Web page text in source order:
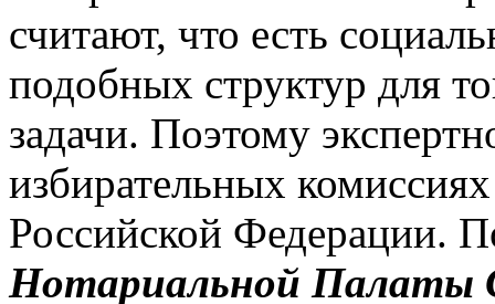
считают, что есть
подобных структур для
задачи. Поэтому
избирательных
Российской Федерации.
Нотариальной Палаты